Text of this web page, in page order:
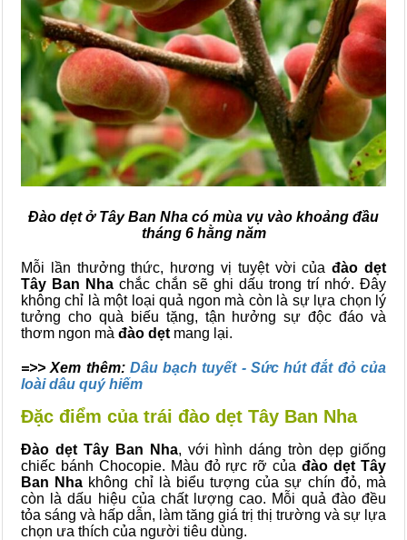
Đào dẹt ở Tây Ban Nha có mùa vụ vào khoảng đầu
tháng 6 hằng năm
Mỗi lần thưởng thức, hương vị tuyệt vời củađào dẹt
Tây Ban Nha chắc chắn sẽ ghi dấu trong trí nhớ. Đây
không chỉ là một loại quả ngon mà còn là sự lựa chọn lý
tưởng cho quà biếu tặng, tận hưởng sự độc đáo và
thơm ngon mà đào dẹt mang lại.
=>> Xem thêm: Dâu bạch tuyết - Sức hút đắt đỏ của
loài dâu quý hiếm
Đặc điểm của trái đào dẹt Tây Ban Nha
Đào dẹt Tây Ban Nha, với hình dáng tròn dẹp giống
chiếc bánh Chocopie. Màu đỏ rực rỡ củađào dẹt Tây
Ban Nha không chỉ là biểu tượng của sự chín đỏ, mà
còn là dấu hiệu của chất lượng cao. Mỗi quả đào đều
tỏa sáng và hấp dẫn, làm tăng giá trị thị trường và sự lựa
chọn ưa thích của người tiêu dùng.